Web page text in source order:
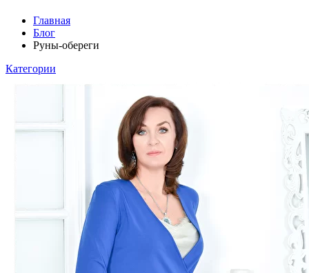
Главная
Блог
Руны-обереги
Категории